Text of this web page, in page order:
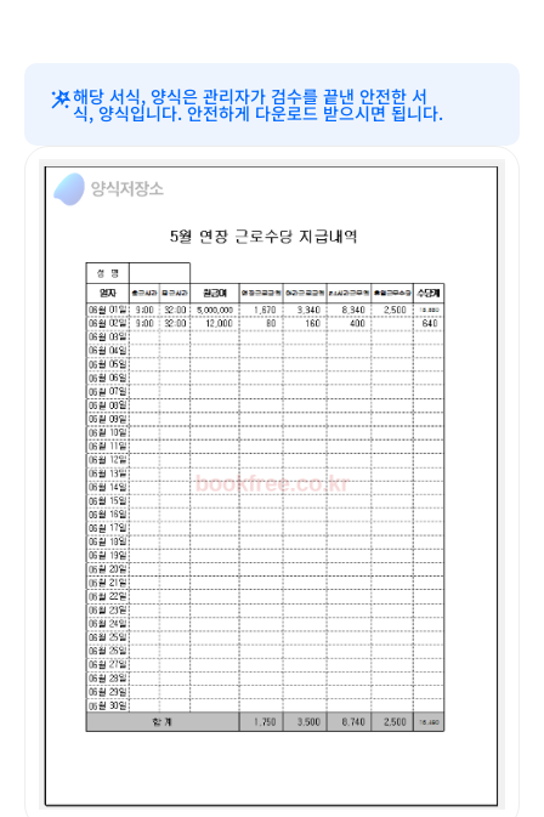
해당 서식, 양식은 관리자가 검수를 끝낸 안전한 서
식, 양식입니다. 안전하게 다운로드 받으시면 됩니다.